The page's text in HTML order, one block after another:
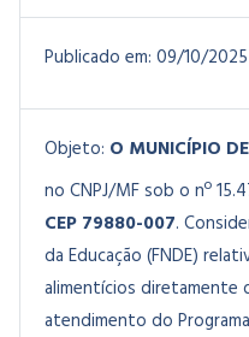
Publicado em: 09/10/2025
Objeto: O MUNICÍPIO
no CNPJ/MF sob o nº
CEP 79880-007.
da Educação (FNDE)
alimentícios diretamente
atendimento do